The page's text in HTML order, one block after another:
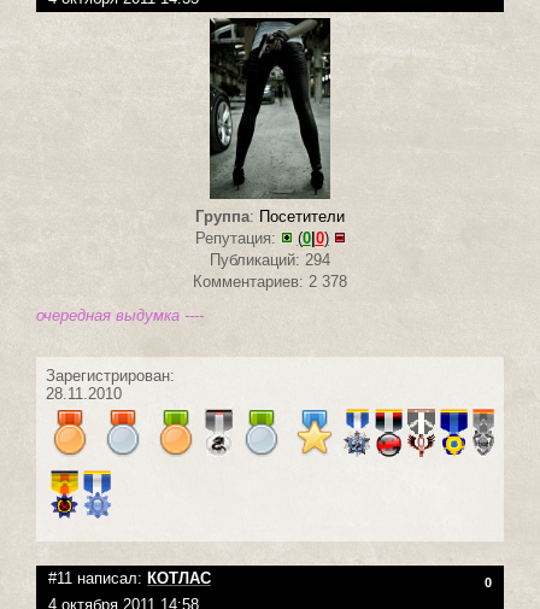
Группа: Посетители
Репутация:
(0| 0)
Публикаций: 294
Комментариев: 2 378
очередная выдумка ----
Зарегистрирован:
28.11.2010
#11 написал: КОТЛАС 0
4 октября 2011 14:58